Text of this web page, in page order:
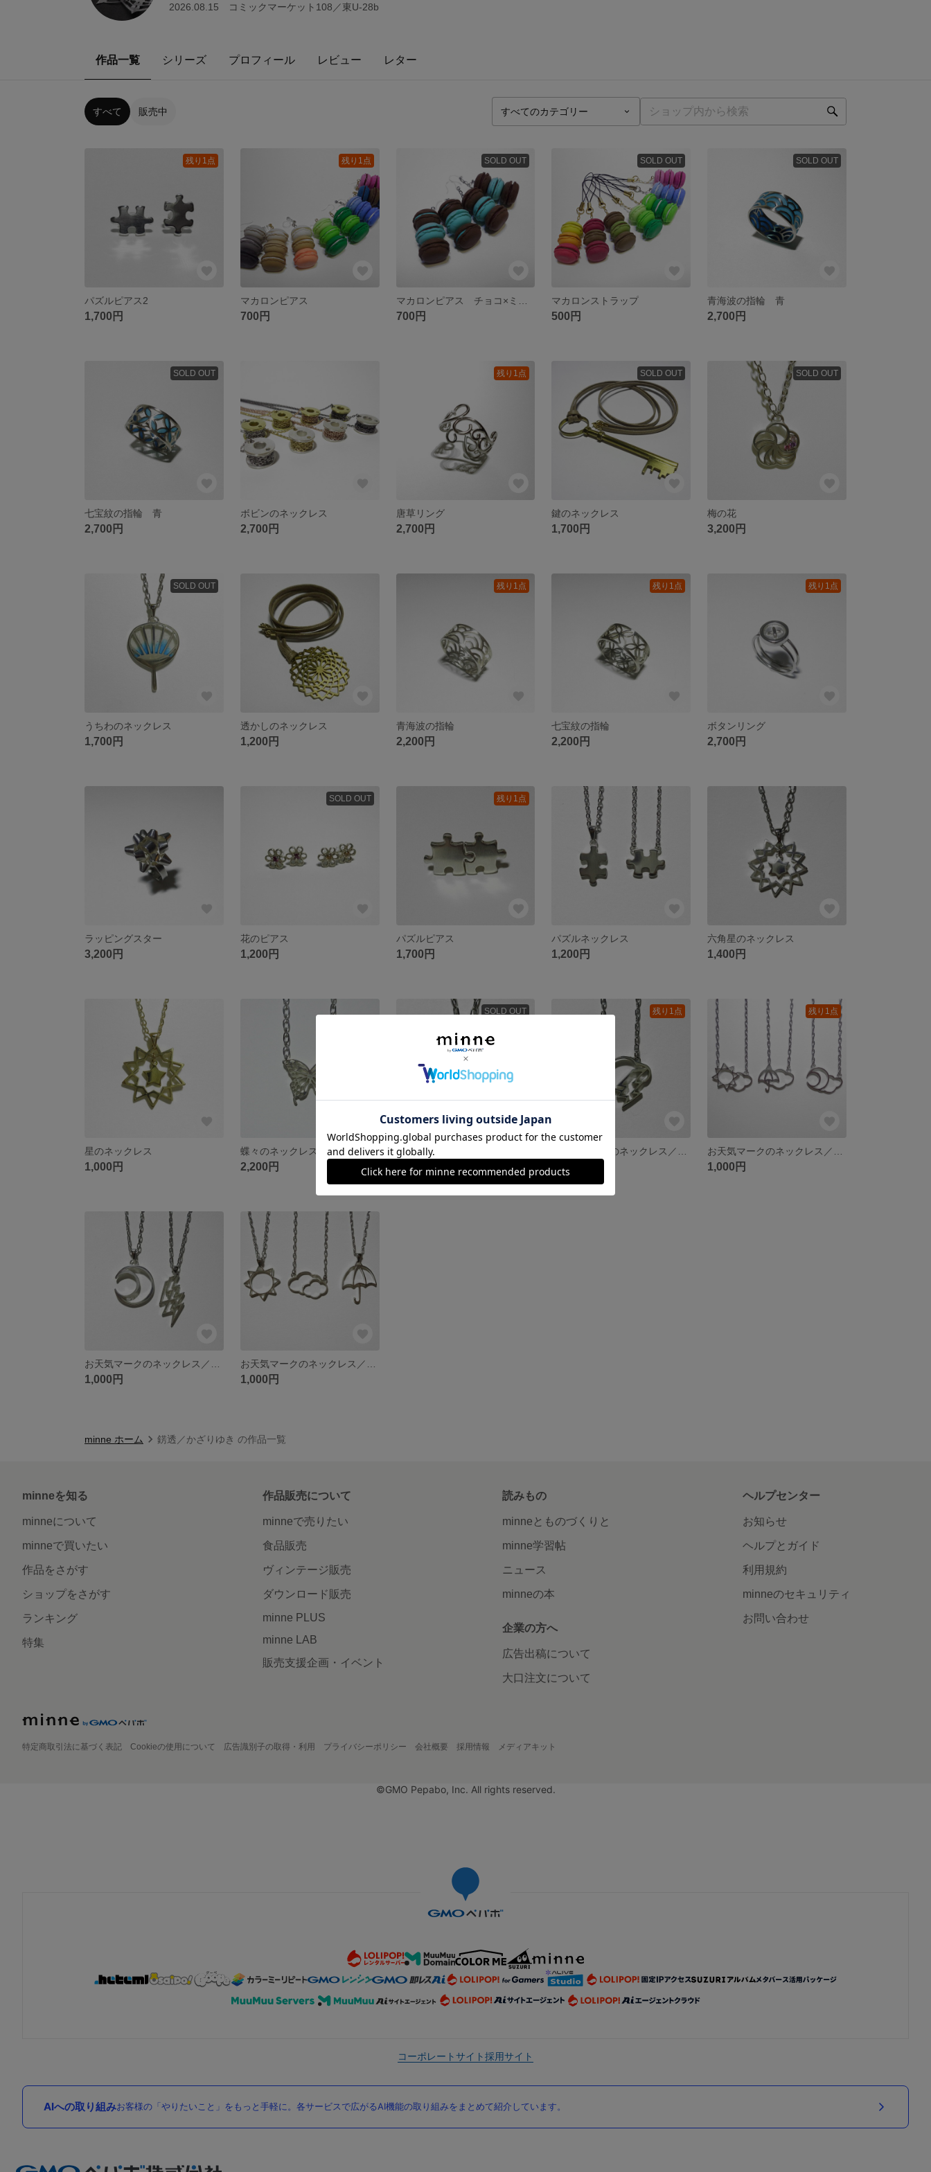
2026.08.15 コミックマーケット108／東U-28b
作品一覧 シリーズ プロフィール レビュー レター
すべて 販売中
残り1点
パズルピアス2
1,700円
残り1点
マカロンピアス
700円
SOLD OUT
700円
SOLD OUT
マカロンストラップ
500円
SOLD OUT
青海波の指輪 青
2,700円
SOLD OUT
七宝紋の指輪 青
2,700円
ボビンのネックレス
2,700円
残り1点
唐草リング
2,700円
SOLD OUT
鍵のネックレス
1,700円
SOLD OUT
梅の花
3,200円
SOLD OUT
うちわのネックレス
1,700円
透かしのネックレス
1,200円
残り1点
青海波の指輪
2,200円
残り1点
七宝紋の指輪
2,200円
残り1点
ボタンリング
2,700円
ラッピングスター
3,200円
SOLD OUT
花のピアス
1,200円
残り1点
パズルピアス
1,700円
パズルネックレス
1,200円
六角星のネックレス
1,400円
星のネックレス
1,000円
蝶々のネックレス
2,200円
SOLD OUT
お天気マークのネックレス／雪
1,200円
残り1点
1,000円
残り1点
1,000円
1,000円 1,000円
minne ホーム 錺透／かざりゆき の作品一覧
minneを知る
minneについて
minneで買いたい
作品をさがす
ショップをさがす
ランキング
特集
作品販売について
minneで売りたい
食品販売
ヴィンテージ販売
ダウンロード販売
minne PLUS
minne LAB
販売支援企画・イベント
読みもの
minneとものづくりと
minne学習帖
ニュース
minneの本
企業の方へ
広告出稿について
大口注文について
ヘルプセンター
お知らせ
ヘルプとガイド
利用規約
minneのセキュリティ
お問い合わせ
特定商取引法に基づく表記 Cookieの使用について 広告識別子の取得・利用 プライバシーポリシー 会社概要 採用情報 メディアキット
©GMO Pepabo, Inc. All rights reserved.
コーポレートサイト採用サイト
AIへの取り組みお客様の「やりたいこと」をもっと手軽に。各サービスで広がるAI機能の取り組みをまとめて紹介しています。